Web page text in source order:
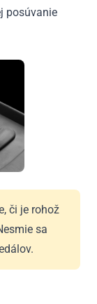
posúvanie
či je rohož
sa